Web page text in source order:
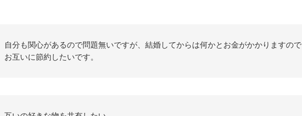
自分も関心があるので問題無いですが、結婚してからは何かとお金がかかりますので
お互いに節約したいです。